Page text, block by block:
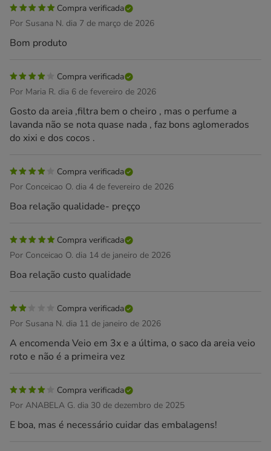
Compra verificada
Por Susana N. dia 7 de março de 2026
Bom produto
Compra verificada
Por Maria R. dia 6 de fevereiro de 2026
Gosto da areia ,filtra bem o cheiro , mas o perfume a
lavanda não se nota quase nada , faz bons aglomerados
do xixi e dos cocos .
Compra verificada
Por Conceicao O. dia 4 de fevereiro de 2026
Boa relação qualidade- preçço
Compra verificada
Por Conceicao O. dia 14 de janeiro de 2026
Boa relação custo qualidade
Compra verificada
Por Susana N. dia 11 de janeiro de 2026
A encomenda Veio em 3x e a última, o saco da areia veio
roto e não é a primeira vez
Compra verificada
Por ANABELA G. dia 30 de dezembro de 2025
E boa, mas é necessário cuidar das embalagens!